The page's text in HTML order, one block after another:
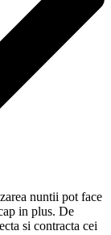
nuntii pot face
in plus. De
si contracta cei